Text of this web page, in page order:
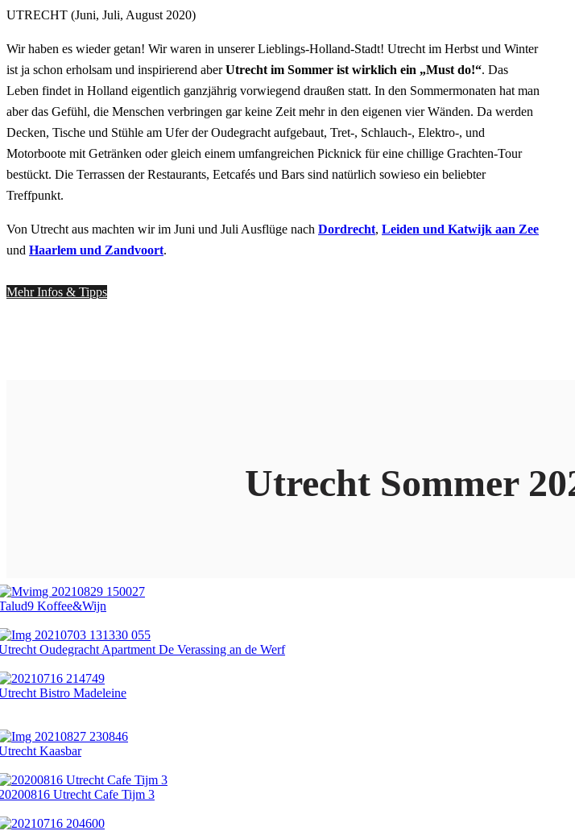
UTRECHT (Juni, Juli, August 2020)
Wir haben es wieder getan! Wir waren in unserer Lieblings-Holland-Stadt! Utrecht im Herbst und Winter
ist ja schon erholsam und inspirierend aberUtrecht im Sommer ist wirklich ein „Must do!“. Das
Leben findet in Holland eigentlich ganzjährig vorwiegend draußen statt. In den Sommermonaten hat man
aber das Gefühl, die Menschen verbringen gar keine Zeit mehr in den eigenen vier Wänden. Da werden
Decken, Tische und Stühle am Ufer der Oudegracht aufgebaut, Tret-, Schlauch-, Elektro-, und
Motorboote mit Getränken oder gleich einem umfangreichen Picknick für eine chillige Grachten-Tour
bestückt. Die Terrassen der Restaurants, Eetcafés und Bars sind natürlich sowieso ein beliebter
Treffpunkt.
Von Utrecht aus machten wir im Juni und Juli Ausflüge nach Dordrecht, Leiden und Katwijk aan Zee
und Haarlem und Zandvoort.
Mehr Infos & Tipps
Utrecht Sommer
Koffee&Wijn
Oudegracht Apartment De Verassing an de Werf
Bistro Madeleine
Kaasbar
Utrecht Cafe Tijm 3